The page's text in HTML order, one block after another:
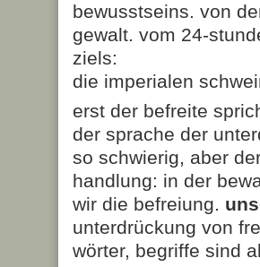
bewusstseins. von
gewalt. vom 24-
ziels:
die imperialen
erst der befreite
der sprache der
so schwierig, aber
handlung: in der
wir die befreiung.
unterdrückung von
wörter, begriffe sind